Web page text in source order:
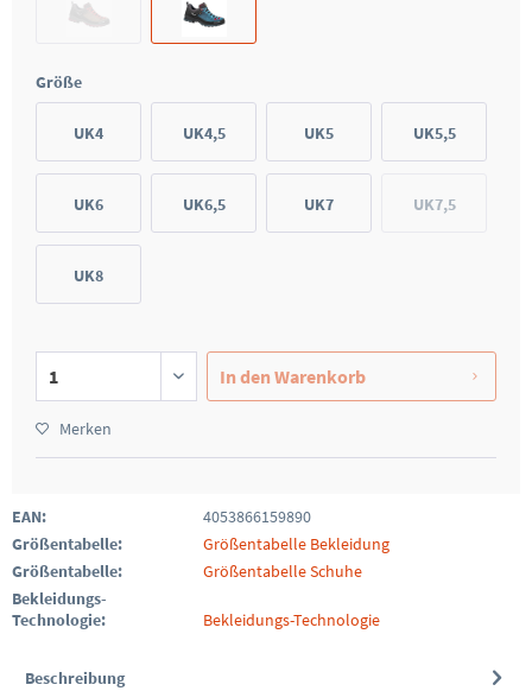
Größe
UK4 UK4,5 UK5 UK5,5
UK6 UK6,5 UK7 UK7,5
UK8
In den Warenkorb
Merken
EAN:
4053866159890
Größentabelle:
Größentabelle Bekleidung
Größentabelle:
Größentabelle Schuhe
Bekleidungs-
Technologie:
Bekleidungs-Technologie
Beschreibung